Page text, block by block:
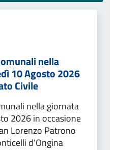
nella
10 Agosto 2026
Civile
nella giornata
2026 in occasione
Lorenzo Patrono
d'Ongina